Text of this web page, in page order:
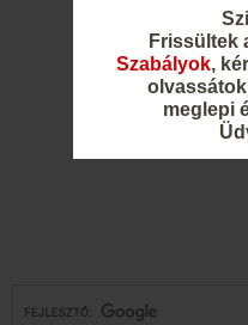
Frissültek
Szabályok,
meglepi